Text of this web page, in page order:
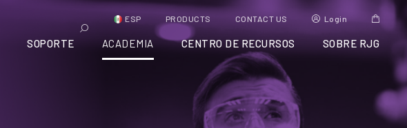
ESP PRODUCTS CONTACT US Login
SOPORTE ACADEMIA CENTRO DE RECURSOS SOBRE RJG